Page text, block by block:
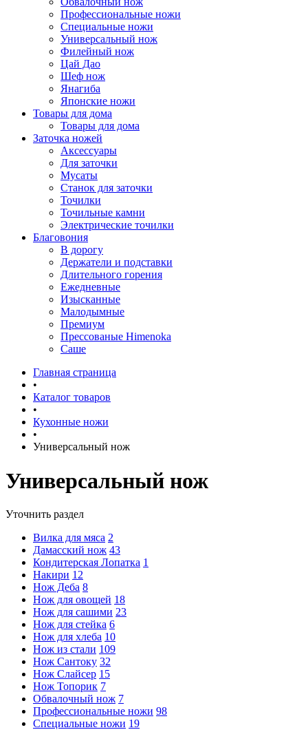
Профессиональные ножи
Специальные ножи
Универсальный нож
Филейный нож
Цай Дао
Шеф нож
Янагиба
Японские ножи
Товары для дома
Товары для дома
Заточка ножей
Аксессуары
Для заточки
Мусаты
Станок для заточки
Точилки
Точильные камни
Электрические точилки
Благовония
В дорогу
Держатели и подставки
Длительного горения
Ежедневные
Изысканные
Малодымные
Премиум
Прессованые Himenoka
Саше
Главная страница
•
Каталог товаров
•
Кухонные ножи
•
Универсальный нож
Универсальный нож
Уточнить раздел
Вилка для мяса 2
Дамасский нож 43
Кондитерская Лопатка 1
Накири 12
Нож Деба 8
Нож для овощей 18
Нож для сашими 23
Нож для стейка 6
Нож для хлеба 10
Нож из стали 109
Нож Сантоку 32
Нож Слайсер 15
Нож Топорик 7
Обвалочный нож 7
Профессиональные ножи 98
Специальные ножи 19